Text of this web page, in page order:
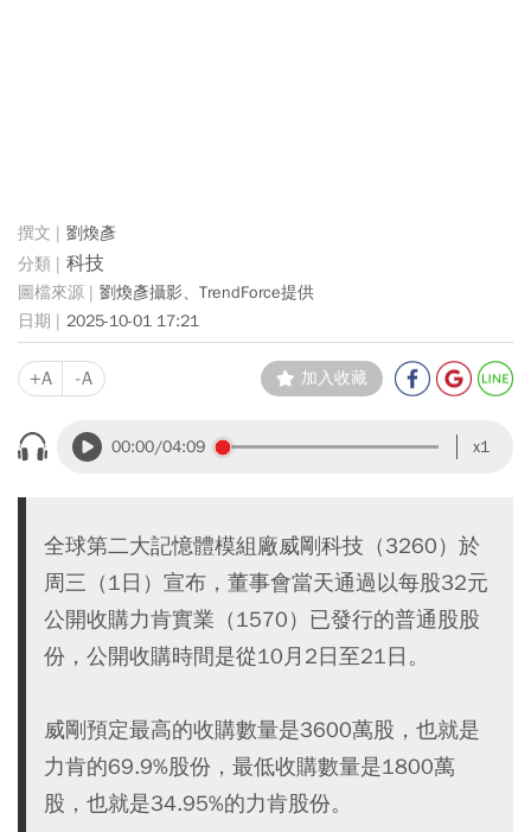
劉煥彥
科技
劉煥彥攝影、TrendForce提供
2025-10-01 17:21
+A -A 加入收藏
00:00/04:09 x1
全球第二大記憶體模組廠威剛科技（3260）於
周三（1日）宣布，董事會當天通過以每股32元
公開收購力肯實業（1570）已發行的普通股股
份，公開收購時間是從10月2日至21日。
威剛預定最高的收購數量是3600萬股，也就是
力肯的69.9%股份，最低收購數量是1800萬
股，也就是34.95%的力肯股份。